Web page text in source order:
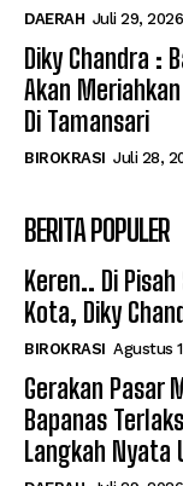
DAERAH Juli 29, 2026
Diky Chandra :
Akan
Di Tamansari
BIROKRASI Juli 28,
BERITA POPULER
Keren.. Di
Kota, Diky
BIROKRASI Agustus
Gerakan Pasar
Bapanas
Langkah